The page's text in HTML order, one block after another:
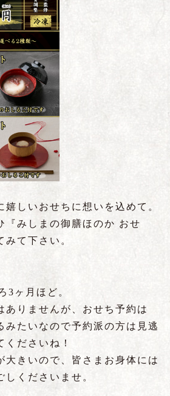
嬉しいおせちに想いを込めて。
『みしまの御膳ほのか おせ
みて下さい。
3ヶ月ほど。
ありませんが、おせち予約は
みたいなので予約派の方は見逃
くださいね！
大きいので、皆さまお身体には
しくださいませ。